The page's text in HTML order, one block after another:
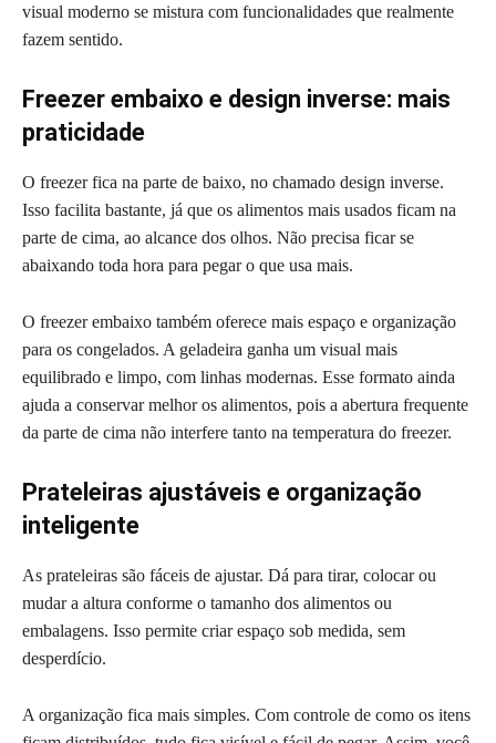
visual moderno se mistura com funcionalidades que realmente
fazem sentido.
Freezer embaixo e design inverse: mais
praticidade
O freezer fica na parte de baixo, no chamado design inverse.
Isso facilita bastante, já que os alimentos mais usados ficam na
parte de cima, ao alcance dos olhos. Não precisa ficar se
abaixando toda hora para pegar o que usa mais.
O freezer embaixo também oferece mais espaço e organização
para os congelados. A geladeira ganha um visual mais
equilibrado e limpo, com linhas modernas. Esse formato ainda
ajuda a conservar melhor os alimentos, pois a abertura frequente
da parte de cima não interfere tanto na temperatura do freezer.
Prateleiras ajustáveis e organização
inteligente
As prateleiras são fáceis de ajustar. Dá para tirar, colocar ou
mudar a altura conforme o tamanho dos alimentos ou
embalagens. Isso permite criar espaço sob medida, sem
desperdício.
A organização fica mais simples. Com controle de como os itens